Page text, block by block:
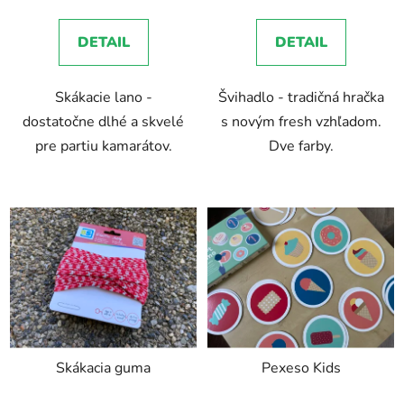
DETAIL
Skákacie lano -
dostatočne dlhé a skvelé
pre partiu kamarátov.
DETAIL
Švihadlo - tradičná hračka
s novým fresh vzhľadom.
Dve farby.
Skákacia guma Pexeso Kids